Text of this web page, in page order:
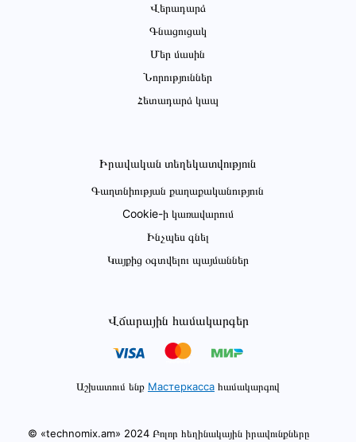
Վերադարձ
Գնացուցակ
Մեր մասին
Նորություններ
Հետադարձ կապ
Իրավական տեղեկատվություն
Գաղտնիության քաղաքականություն
Cookie-ի կառավարում
Ինչպես գնել
Կայքից օգտվելու պայմաններ
Վճարային համակարգեր
Աշխատում ենք Мастеркасса համակարգով
© «technomix.am» 2024 Բոլոր հեղինակային իրավունքները